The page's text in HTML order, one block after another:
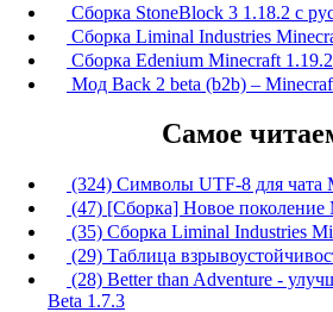
Сборка StoneBlock 3 1.18.2 с
Сборка Liminal Industries
Сборка Edenium Minecraft 1.19.2
Мод Back 2 beta (b2b) –
Самое
(324) Символы UTF-8 для чата
(47) [Сборка] Новое поколение
(35) Сборка Liminal Industries
(29) Таблица
(28) Better than Adventure -
Beta 1.7.3